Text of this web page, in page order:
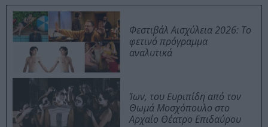
Φεστιβάλ Αισχύλεια 2026: Το
φετινό πρόγραμμα
αναλυτικά
Ίων, του Ευριπίδη από τον
Θωμά Μοσχόπουλο στο
Αρχαίο Θέατρο Επιδαύρου